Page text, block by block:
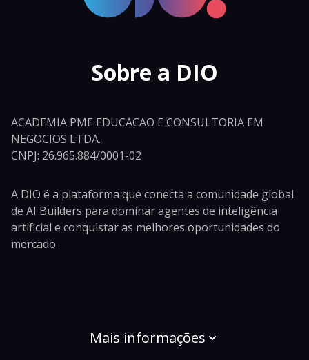
Sobre a DIO
ACADEMIA PME EDUCACAO E CONSULTORIA EM
NEGOCIOS LTDA.
CNPJ: 26.965.884/0001-02
A DIO é a plataforma que conecta a comunidade global
de AI Builders para dominar agentes de inteligência
artificial e conquistar as melhores oportunidades do
mercado.
Mais informações